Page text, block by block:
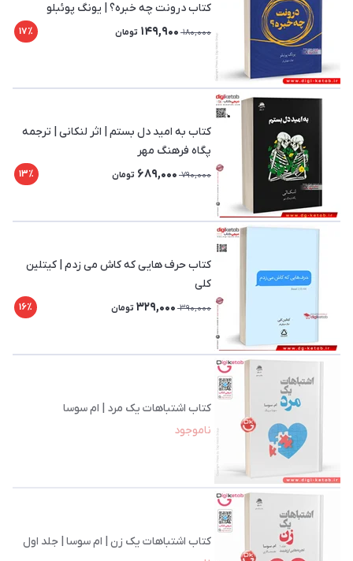
کتاب درونت چه خبره؟ | یونگ پوئبلو
180,000
149,900 تومان 17٪
کتاب به امید دل بستم | اثر لنکانی | ترجمه
پگاه فرهنگ مهر
790,000
689,000 تومان 13٪
کتاب حرف هایی که کاش می زدم | کیتلین
کلی
390,000
329,000 تومان 16٪
کتاب اشتباهات یک مرد | ام سوسا
ناموجود
کتاب اشتباهات یک زن | ام سوسا | جلد اول